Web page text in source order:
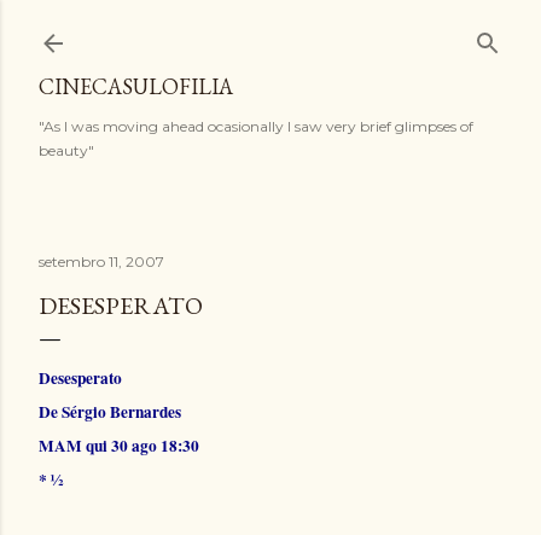
CINECASULOFILIA
"As I was moving ahead ocasionally I saw very brief glimpses of
beauty"
setembro 11, 2007
DESESPERATO
Desesperato
De Sérgio Bernardes
MAM qui 30 ago 18:30
* ½